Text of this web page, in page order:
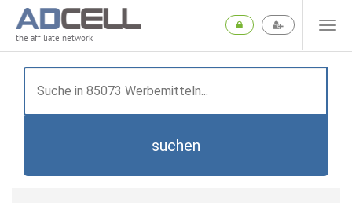
the affiliate network
suchen